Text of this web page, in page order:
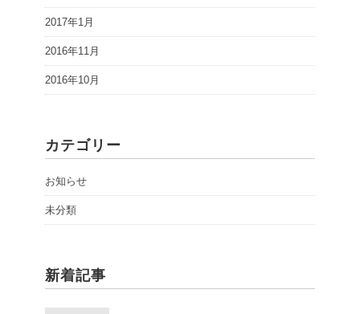
2017年1月
2016年11月
2016年10月
カテゴリー
お知らせ
未分類
新着記事